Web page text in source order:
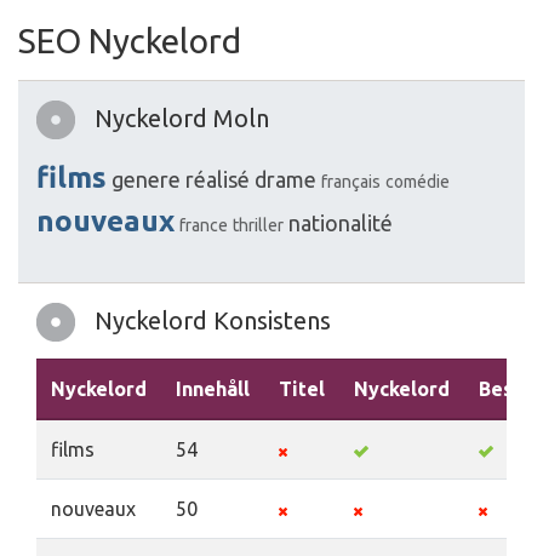
SEO Nyckelord
Nyckelord Moln
films genere réalisé drame français comédie
nouveaux france thriller nationalité
Nyckelord Konsistens
Nyckelord Innehåll Titel Nyckelord
films 54
nouveaux 50